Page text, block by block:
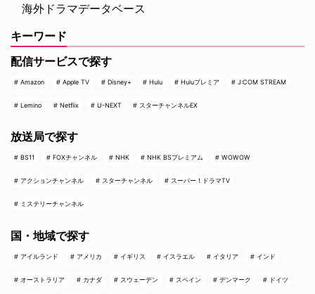
海外ドラマデータベース
キーワード
配信サービスで探す
Amazon Apple TV Disney+ Hulu Huluプレミア J:COM STREAM
Lemino Netflix U-NEXT スターチャンネルEX
放送局で探す
BS11 FOXチャンネル NHK NHK BSプレミアム WOWOW
アクションチャンネル スターチャンネル スーパー！ドラマTV
ミステリーチャンネル
国・地域で探す
アイルランド アメリカ イギリス イスラエル イタリア インド
オーストラリア カナダ スウェーデン スペイン デンマーク ドイツ